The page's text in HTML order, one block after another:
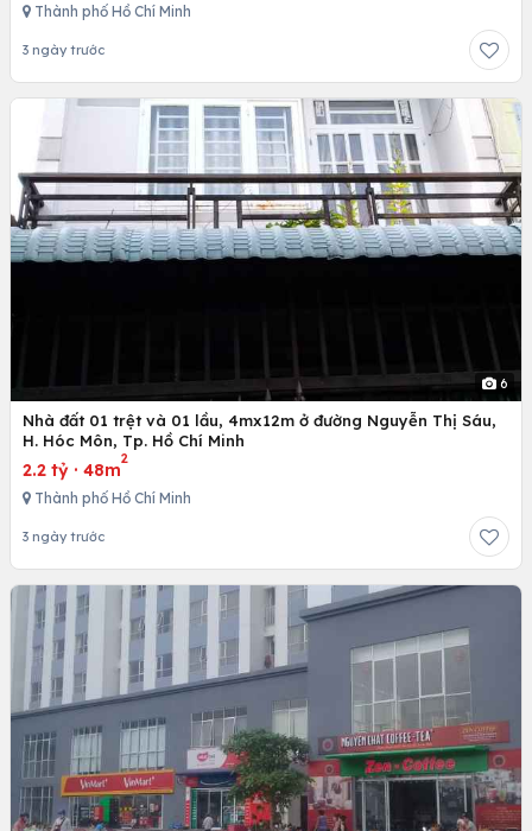
Thành phố Hồ Chí Minh
3 ngày trước
6
Nhà đất 01 trệt và 01 lầu, 4mx12m ở đường Nguyễn Thị Sáu,
H. Hóc Môn, Tp. Hồ Chí Minh
2.2 tỷ · 48m
2
Thành phố Hồ Chí Minh
3 ngày trước